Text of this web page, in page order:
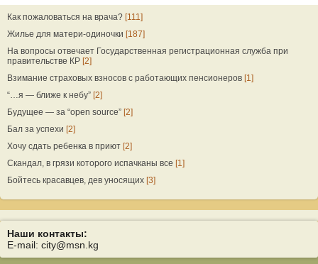
Как пожаловаться на врача? [111]
Жилье для матери-одиночки [187]
На вопросы отвечает Государственная регистрационная служба при
правительстве КР [2]
Взимание страховых взносов с работающих пенсионеров [1]
“…я — ближе к небу” [2]
Будущее — за “open source” [2]
Бал за успехи [2]
Хочу сдать ребенка в приют [2]
Скандал, в грязи которого испачканы все [1]
Бойтесь красавцев, дев уносящих [3]
Наши контакты:
E-mail: city@msn.kg